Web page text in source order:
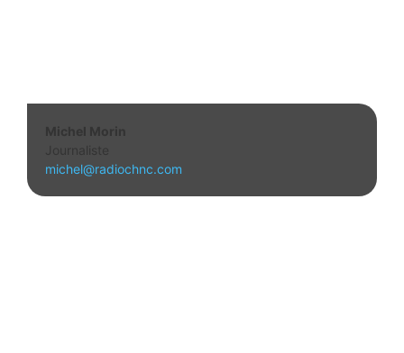
Michel Morin
Journaliste
michel@radiochnc.com